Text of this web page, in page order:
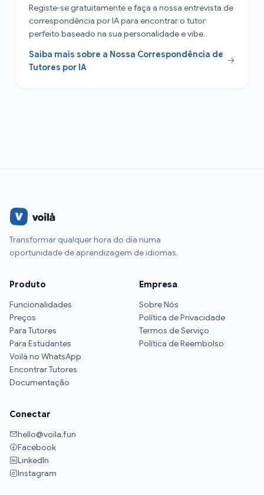
Registe-se gratuitamente e faça a nossa entrevista de
correspondência por IA para encontrar o tutor
perfeito baseado na sua personalidade e vibe.
Saiba mais sobre a Nossa Correspondência de
Tutores por IA
Transformar qualquer hora do dia numa
oportunidade de aprendizagem de idiomas.
Produto
Funcionalidades
Preços
Para Tutores
Para Estudantes
Voilà no WhatsApp
Encontrar Tutores
Documentação
Empresa
Sobre Nós
Política de Privacidade
Termos de Serviço
Política de Reembolso
Conectar
hello@voila.fun
Facebook
LinkedIn
Instagram